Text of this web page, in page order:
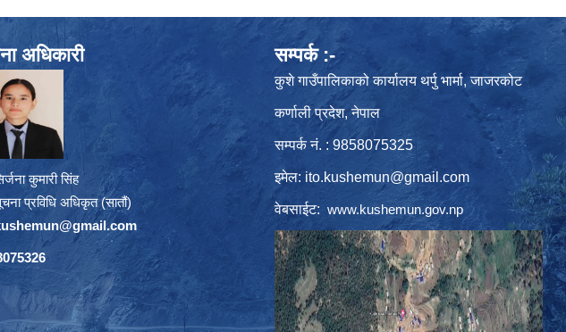
अधिकारी
कुमारी सिंह
प्रविधि अधिकृत (सातौं)
सम्पर्क :-
कुशे गाउँपालिकाको कार्यालय थर्पु भार्मा, जाजरकोट
कर्णाली प्रदेश, नेपाल
सम्पर्क नं. : 9858075325
इमेल: ito.kushemun@gmail.com
वेबसाईट: www.kushemun.gov.np